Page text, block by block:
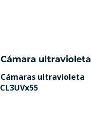
Cámara ultravioleta
Cámaras ultravioleta
CL3UVx55